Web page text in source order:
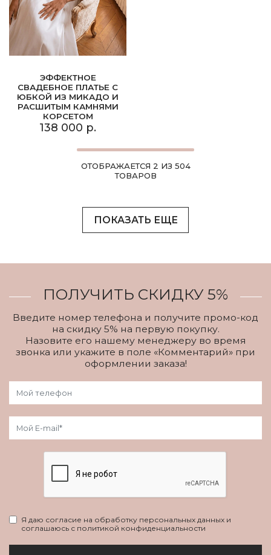
ЭФФЕКТНОЕ
СВАДЕБНОЕ ПЛАТЬЕ С
ЮБКОЙ ИЗ МИКАДО И
РАСШИТЫМ КАМНЯМИ
КОРСЕТОМ
138 000 р.
ОТОБРАЖАЕТСЯ 2 ИЗ 504
ТОВАРОВ
ПОКАЗАТЬ ЕЩЕ
ПОЛУЧИТЬ СКИДКУ 5%
Введите номер телефона и получите промо-код
на скидку 5% на первую покупку.
Назовите его нашему менеджеру во время
звонка или укажите в поле «Комментарий» при
оформлении заказа!
Я даю согласие на обработку персональных данных и
соглашаюсь с политикой конфиденциальности